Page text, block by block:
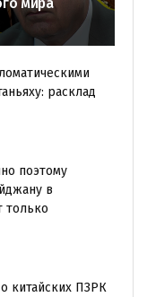
расклад
поэтому
в
только
китайских ПЗРК